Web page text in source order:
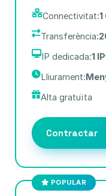
Connectivitat:1
Transferència:
IP dedicada:1
Lliurament:
Alta gratuïta
Contractar
POPULAR